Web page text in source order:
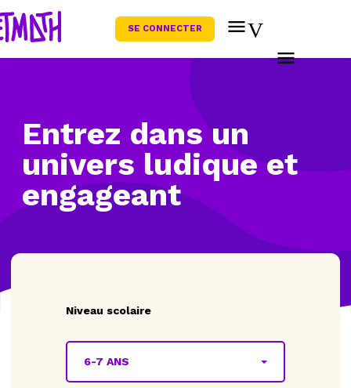
SE CONNECTER
Entrez dans un
univers ludiqueet
engageant
Niveau scolaire
6-7 ANS